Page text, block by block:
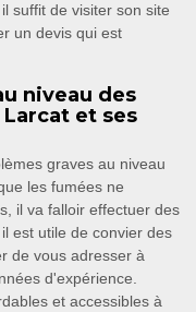
suffit de visiter son site
un devis qui est
niveau des
et ses
graves au niveau
les fumées ne
il va falloir effectuer des
est utile de convier des
de vous adresser à
d'expérience.
et accessibles à